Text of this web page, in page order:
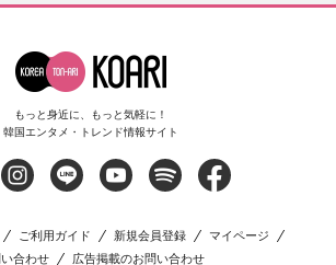
もっと身近に、もっと気軽に！
韓国エンタメ・トレンド情報サイト
ご利用ガイド 新規会員登録
マイページ
合わせ
広告掲載のお問い合わせ